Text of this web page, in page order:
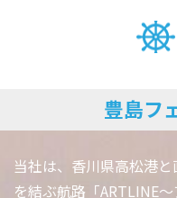
豊島フ
当社は、香川県高松港と
を結ぶ航路「ARTLINE